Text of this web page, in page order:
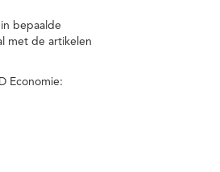
bepaalde
met de artikelen
Economie: